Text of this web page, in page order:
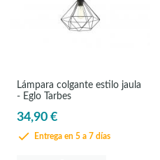
Lámpara colgante estilo jaula
- Eglo Tarbes
34,90 €
Entrega en 5 a 7 días